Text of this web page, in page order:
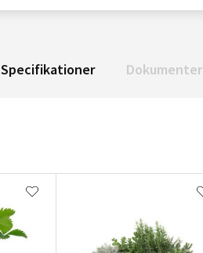
Specifikationer Dokumenter